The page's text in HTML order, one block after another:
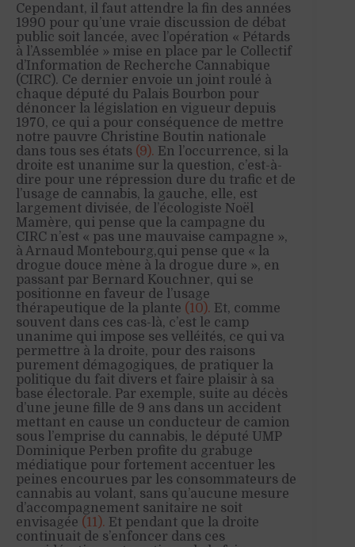
Cependant, il faut attendre la fin des années
1990 pour qu’une vraie discussion de débat
public soit lancée, avec l’opération « Pétards
à l’Assemblée » mise en place par le Collectif
d’Information de Recherche Cannabique
(CIRC). Ce dernier envoie un joint roulé à
chaque député du Palais Bourbon pour
dénoncer la législation en vigueur depuis
1970, ce qui a pour conséquence de mettre
notre pauvre Christine Boutin nationale
dans tous ses états (9). En l’occurrence, si la
droite est unanime sur la question, c’est-à-
dire pour une répression dure du trafic et de
l’usage de cannabis, la gauche, elle, est
largement divisée, de l’écologiste Noël
Mamère, qui pense que la campagne du
CIRC n’est « pas une mauvaise campagne »,
à Arnaud Montebourg,qui pense que « la
drogue douce mène à la drogue dure », en
passant par Bernard Kouchner, qui se
positionne en faveur de l’usage
thérapeutique de la plante (10). Et, comme
souvent dans ces cas-là, c’est le camp
unanime qui impose ses velléités, ce qui va
permettre à la droite, pour des raisons
purement démagogiques, de pratiquer la
politique du fait divers et faire plaisir à sa
base électorale. Par exemple, suite au décès
d’une jeune fille de 9 ans dans un accident
mettant en cause un conducteur de camion
sous l’emprise du cannabis, le député UMP
Dominique Perben profite du grabuge
médiatique pour fortement accentuer les
peines encourues par les consommateurs de
cannabis au volant, sans qu’aucune mesure
d’accompagnement sanitaire ne soit
envisagée (11). Et pendant que la droite
continuait de s’enfoncer dans ces